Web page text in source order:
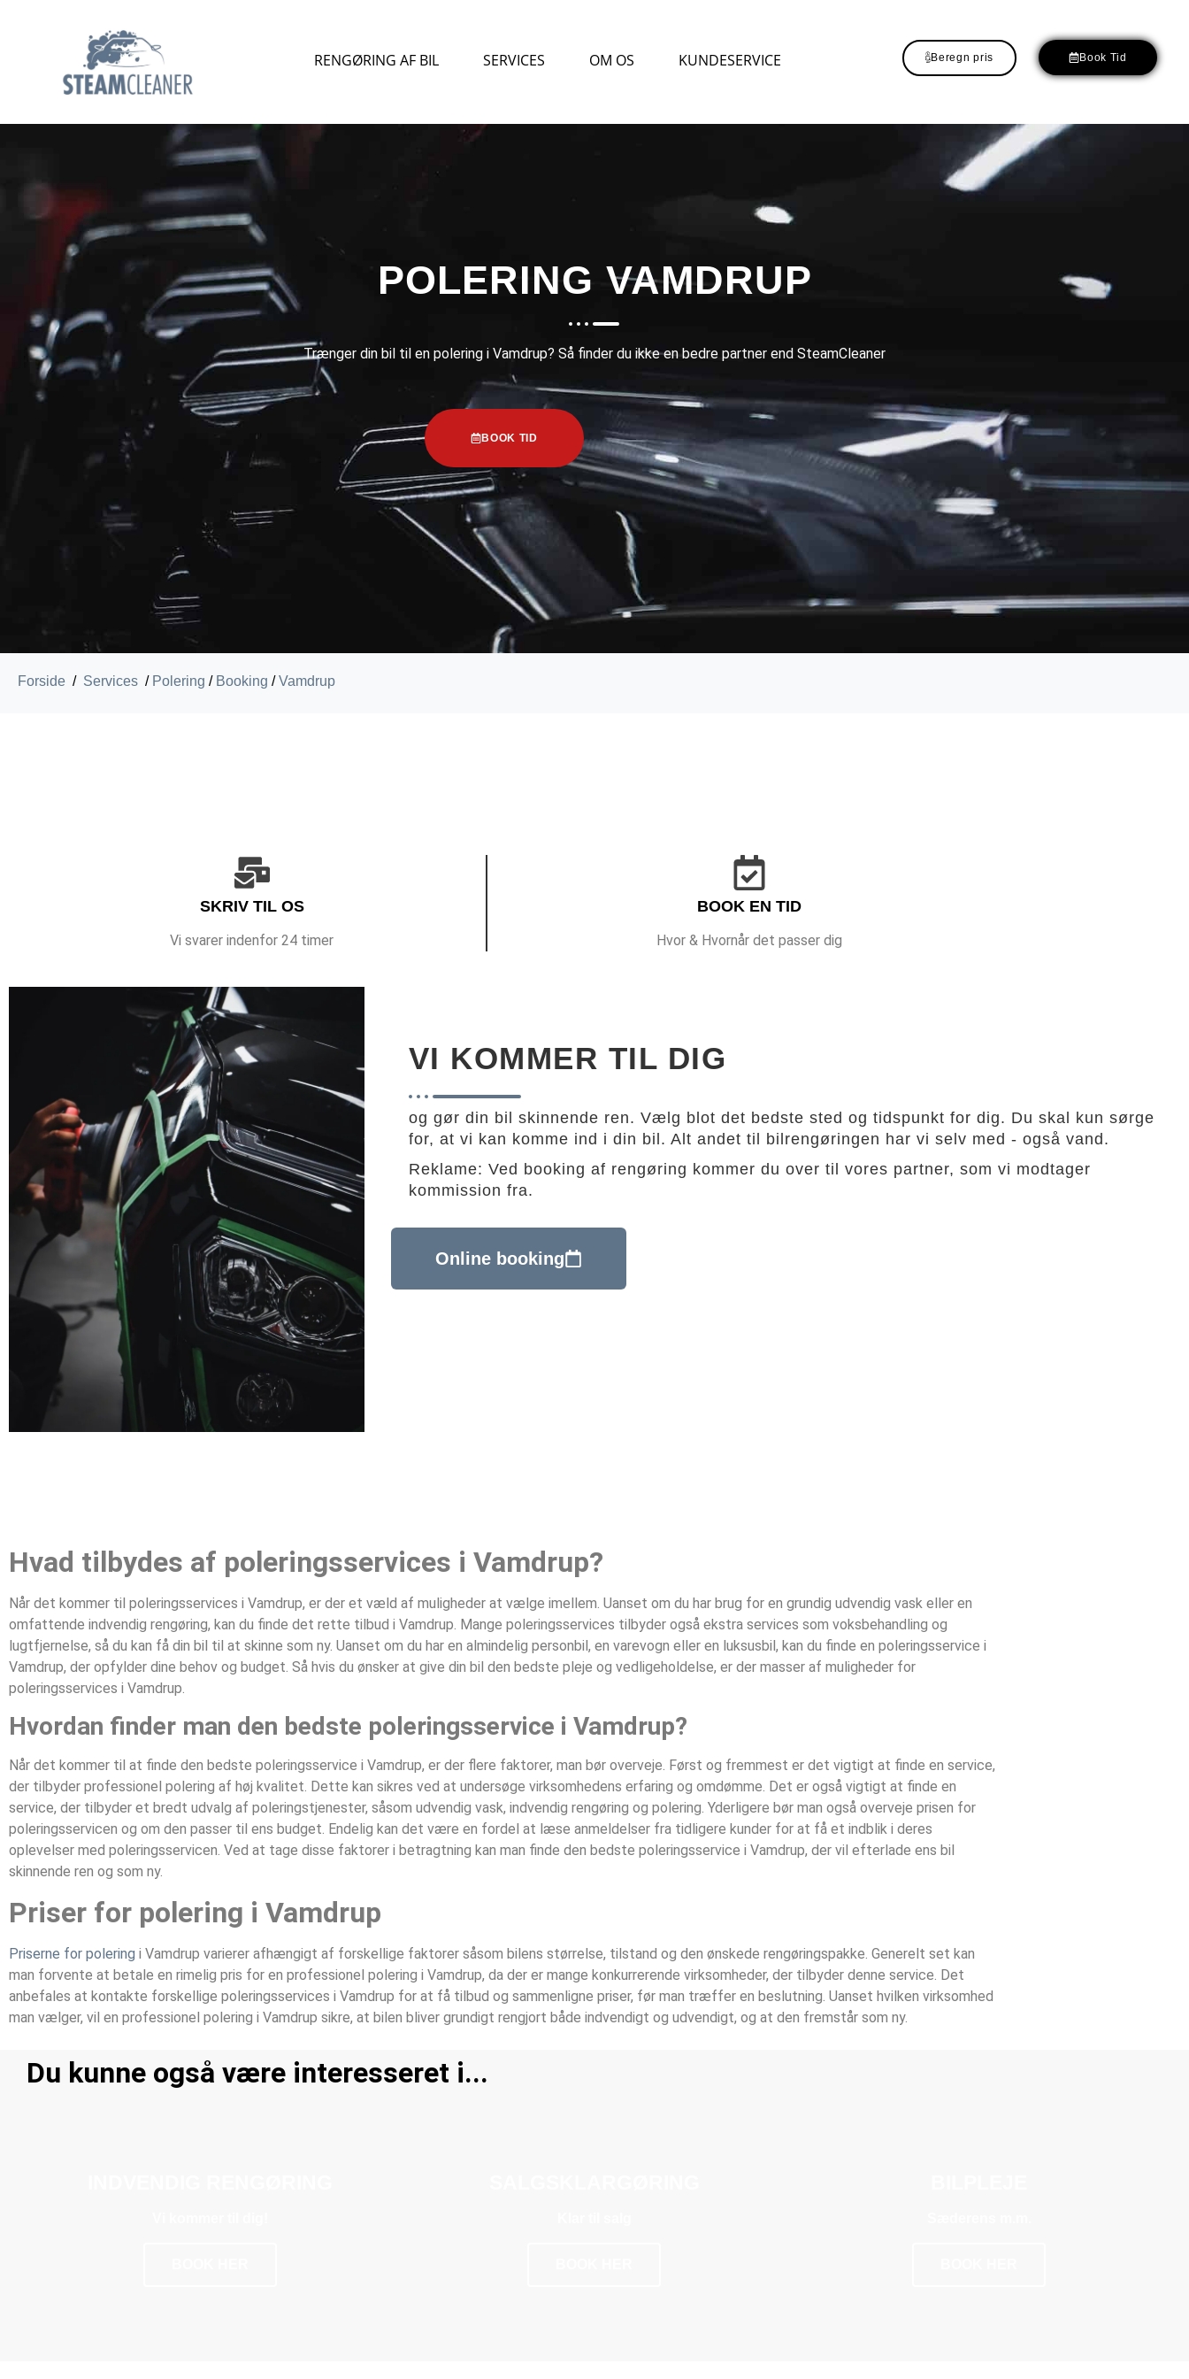
RENGØRING AF BIL SERVICES OM OS KUNDESERVICE Beregn pris Book Tid
POLERING VAMDRUP
Trænger din bil til en polering i Vamdrup? Så finder du ikke en bedre partner end SteamCleaner
BOOK TID
Forside / Services / Polering / Booking /Vamdrup
SKRIV TIL OS
Vi svarer indenfor 24 timer
BOOK EN TID
Hvor & Hvornår det passer dig
VI KOMMER TIL DIG
og gør din bil skinnende ren. Vælg blot det bedste sted og tidspunkt for dig. Du skal kun sørge
for, at vi kan komme ind i din bil. Alt andet til bilrengøringen har vi selv med - også vand.
Reklame: Ved booking af rengøring kommer du over til vores partner, som vi modtager
kommission fra.
Online booking
Hvad tilbydes af poleringsservices i Vamdrup?
Når det kommer til poleringsservices i Vamdrup, er der et væld af muligheder at vælge imellem. Uanset om du har brug for en grundig udvendig vask eller en
omfattende indvendig rengøring, kan du finde det rette tilbud i Vamdrup. Mange poleringsservices tilbyder også ekstra services som voksbehandling og
lugtfjernelse, så du kan få din bil til at skinne som ny. Uanset om du har en almindelig personbil, en varevogn eller en luksusbil, kan du finde en poleringsservice i
Vamdrup, der opfylder dine behov og budget. Så hvis du ønsker at give din bil den bedste pleje og vedligeholdelse, er der masser af muligheder for
poleringsservices i Vamdrup.
Hvordan finder man den bedste poleringsservice i Vamdrup?
Når det kommer til at finde den bedste poleringsservice i Vamdrup, er der flere faktorer, man bør overveje. Først og fremmest er det vigtigt at finde en service,
der tilbyder professionel polering af høj kvalitet. Dette kan sikres ved at undersøge virksomhedens erfaring og omdømme. Det er også vigtigt at finde en
service, der tilbyder et bredt udvalg af poleringstjenester, såsom udvendig vask, indvendig rengøring og polering. Yderligere bør man også overveje prisen for
poleringsservicen og om den passer til ens budget. Endelig kan det være en fordel at læse anmeldelser fra tidligere kunder for at få et indblik i deres
oplevelser med poleringsservicen. Ved at tage disse faktorer i betragtning kan man finde den bedste poleringsservice i Vamdrup, der vil efterlade ens bil
skinnende ren og som ny.
Priser for polering i Vamdrup
Priserne for polering i Vamdrup varierer afhængigt af forskellige faktorer såsom bilens størrelse, tilstand og den ønskede rengøringspakke. Generelt set kan
man forvente at betale en rimelig pris for en professionel polering i Vamdrup, da der er mange konkurrerende virksomheder, der tilbyder denne service. Det
anbefales at kontakte forskellige poleringsservices i Vamdrup for at få tilbud og sammenligne priser, før man træffer en beslutning. Uanset hvilken virksomhed
man vælger, vil en professionel polering i Vamdrup sikre, at bilen bliver grundigt rengjort både indvendigt og udvendigt, og at den fremstår som ny.
Du kunne også være interesseret i...